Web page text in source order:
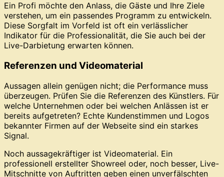
Ein Profi möchte den Anlass, die Gäste und Ihre Ziele
verstehen, um ein passendes Programm zu entwickeln.
Diese Sorgfalt im Vorfeld ist oft ein verlässlicher
Indikator für die Professionalität, die Sie auch bei der
Live-Darbietung erwarten können.
Referenzen und Videomaterial
Aussagen allein genügen nicht; die Performance muss
überzeugen. Prüfen Sie die Referenzen des Künstlers. Für
welche Unternehmen oder bei welchen Anlässen ist er
bereits aufgetreten? Echte Kundenstimmen und Logos
bekannter Firmen auf der Webseite sind ein starkes
Signal.
Noch aussagekräftiger ist Videomaterial. Ein
professionell erstellter Showreel oder, noch besser, Live-
Mitschnitte von Auftritten geben einen unverfälschten